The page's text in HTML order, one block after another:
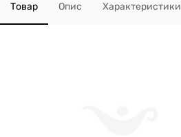
Товар Опис Характеристики